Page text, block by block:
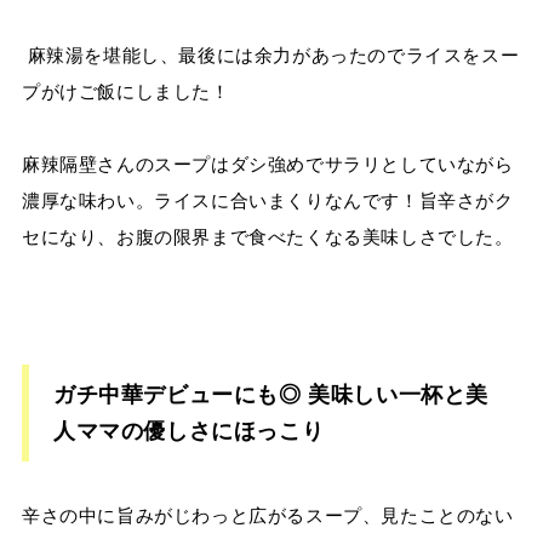
麻辣湯を堪能し、最後には余力があったのでライスをスー
プがけご飯にしました！
麻辣隔壁さんのスープはダシ強めでサラリとしていながら
濃厚な味わい。ライスに合いまくりなんです！旨辛さがク
セになり、お腹の限界まで食べたくなる美味しさでした。
ガチ中華デビューにも◎ 美味しい一杯と美
人ママの優しさにほっこり
辛さの中に旨みがじわっと広がるスープ、見たことのない